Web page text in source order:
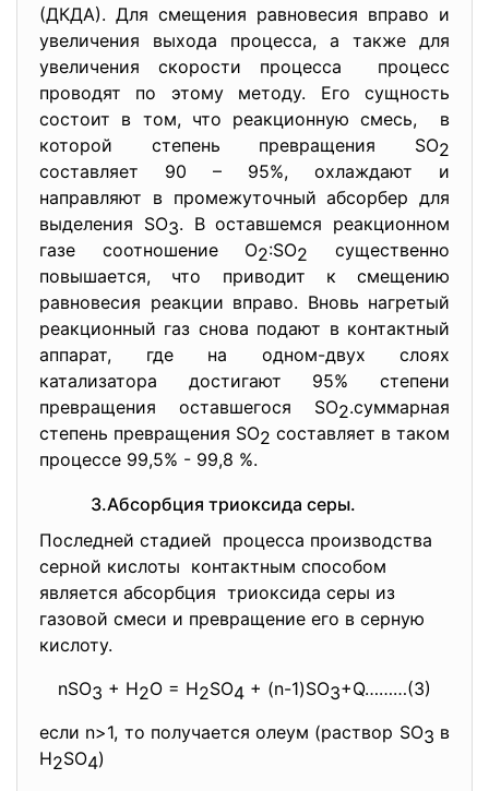
(ДКДА). Для смещения равновесия вправо и
увеличения выхода процесса, а также для
увеличения скорости процесса процесс
проводят по этому методу. Его сущность
состоит в том, что реакционную смесь, в
которой степень превращения SO2
составляет 90 – 95%, охлаждают и
направляют в промежуточный абсорбер для
выделения SO3. В оставшемся реакционном
газе соотношение O2:SO2 существенно
повышается, что приводит к смещению
равновесия реакции вправо. Вновь нагретый
реакционный газ снова подают в контактный
аппарат, где на одном-двух слоях
катализатора достигают 95% степени
превращения оставшегося SO2.суммарная
степень превращения SO2 составляет в таком
процессе 99,5% - 99,8 %.
3.Абсорбция триоксида серы.
Последней стадией процесса производства
серной кислоты контактным способом
является абсорбция триоксида серы из
газовой смеси и превращение его в серную
кислоту.
nSO3 + H2O = H2SO4 + (n-1)SO3+Q………(3)
если n>1, то получается олеум (раствор SO3 в
H2SO4)